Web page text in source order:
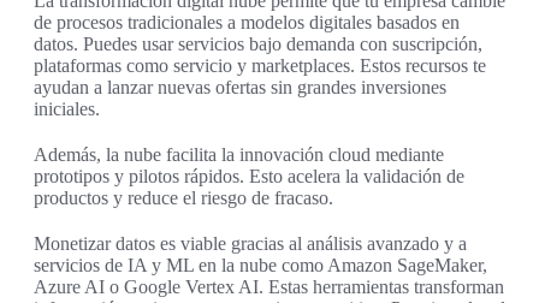
de procesos tradicionales a modelos digitales basados en
datos. Puedes usar servicios bajo demanda con suscripción,
plataformas como servicio y marketplaces. Estos recursos te
ayudan a lanzar nuevas ofertas sin grandes inversiones
iniciales.
Además, la nube facilita la innovación cloud mediante
prototipos y pilotos rápidos. Esto acelera la validación de
productos y reduce el riesgo de fracaso.
Monetizar datos es viable gracias al análisis avanzado y a
servicios de IA y ML en la nube como Amazon SageMaker,
Azure AI o Google Vertex AI. Estas herramientas transforman